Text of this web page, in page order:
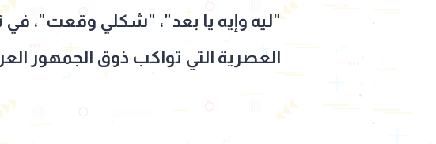
"ليه وإيه يا بعد"، "شكلي وقعت"، في
العصرية التي تواكب ذوق الجمهور